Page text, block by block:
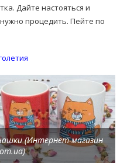
Дайте настояться и
процедить. Пейте по
(Интернет-магазин